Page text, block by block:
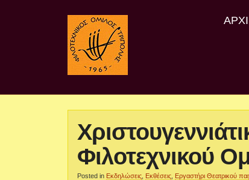
Φιλοτεχνικού
Posted in Εκδηλώσεις Εκθέσεις Εργαστήρι Θεατρικού